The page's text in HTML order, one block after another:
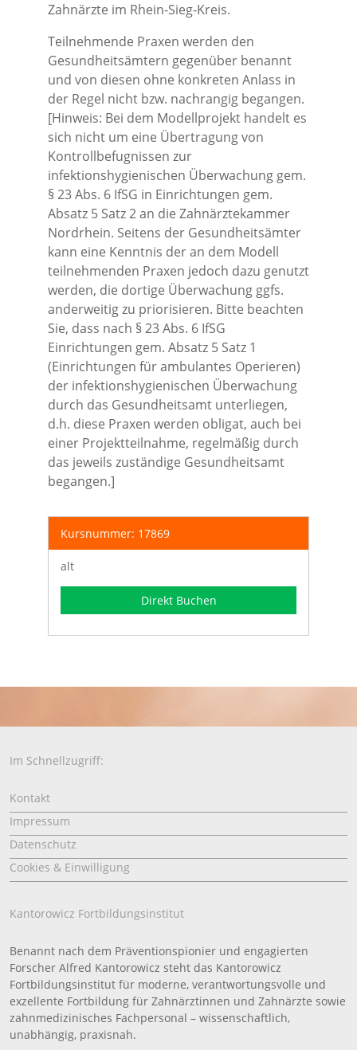
Zahnärzte im Rhein-Sieg-Kreis.
Teilnehmende Praxen werden den
Gesundheitsämtern gegenüber benannt
und von diesen ohne konkreten Anlass in
der Regel nicht bzw. nachrangig begangen.
[Hinweis: Bei dem Modellprojekt handelt es
sich nicht um eine Übertragung von
Kontrollbefugnissen zur
infektionshygienischen Überwachung gem.
§ 23 Abs. 6 IfSG in Einrichtungen gem.
Absatz 5 Satz 2 an die Zahnärztekammer
Nordrhein. Seitens der Gesundheitsämter
kann eine Kenntnis der an dem Modell
teilnehmenden Praxen jedoch dazu genutzt
werden, die dortige Überwachung ggfs.
anderweitig zu priorisieren. Bitte beachten
Sie, dass nach § 23 Abs. 6 IfSG
Einrichtungen gem. Absatz 5 Satz 1
(Einrichtungen für ambulantes Operieren)
der infektionshygienischen Überwachung
durch das Gesundheitsamt unterliegen,
d.h. diese Praxen werden obligat, auch bei
einer Projektteilnahme, regelmäßig durch
das jeweils zuständige Gesundheitsamt
begangen.]
Kursnummer: 17869
alt
Direkt Buchen
Im Schnellzugriff:
Kontakt
Impressum
Datenschutz
Cookies & Einwilligung
Kantorowicz Fortbildungsinstitut
Benannt nach dem Präventionspionier und engagierten
Forscher Alfred Kantorowicz steht das Kantorowicz
Fortbildungsinstitut für moderne, verantwortungsvolle und
exzellente Fortbildung für Zahnärztinnen und Zahnärzte sowie
zahnmedizinisches Fachpersonal – wissenschaftlich,
unabhängig, praxisnah.